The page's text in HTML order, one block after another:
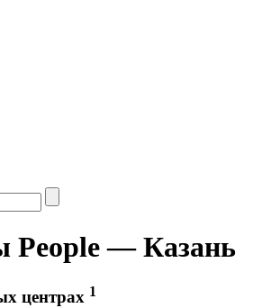
People — Казань
центрах 1